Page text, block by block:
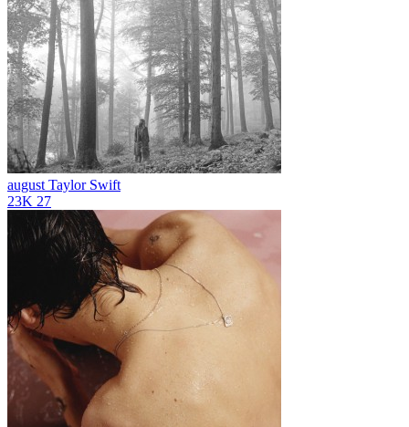
august Taylor Swift
23K 27